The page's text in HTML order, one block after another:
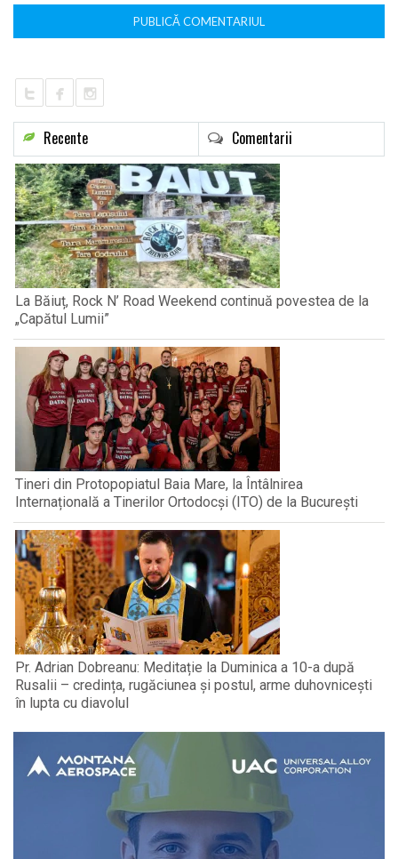
Recente Comentarii
La Băiuț, Rock N’ Road Weekend continuă povestea de la
„Capătul Lumii”
Tineri din Protopopiatul Baia Mare, la Întâlnirea
Internațională a Tinerilor Ortodocși (ITO) de la București
Pr. Adrian Dobreanu: Meditație la Duminica a 10-a după
Rusalii – credința, rugăciunea și postul, arme duhovnicești
în lupta cu diavolul